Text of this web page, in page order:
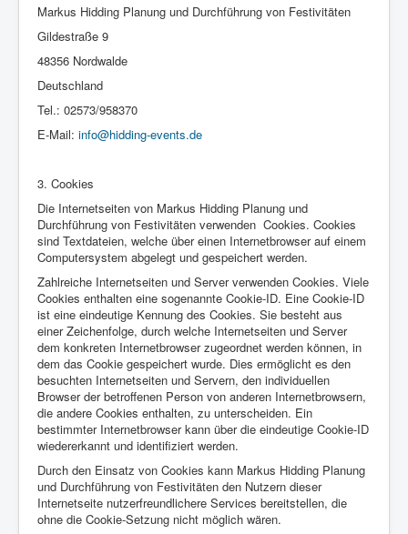
Markus Hidding Planung und Durchführung von Festivitäten
Gildestraße 9
48356 Nordwalde
Deutschland
Tel.: 02573/958370
E-Mail: info@hidding-events.de
3. Cookies
Die Internetseiten von Markus Hidding Planung und
Durchführung von Festivitäten verwenden Cookies. Cookies
sind Textdateien, welche über einen Internetbrowser auf einem
Computersystem abgelegt und gespeichert werden.
Zahlreiche Internetseiten und Server verwenden Cookies. Viele
Cookies enthalten eine sogenannte Cookie-ID. Eine Cookie-ID
ist eine eindeutige Kennung des Cookies. Sie besteht aus
einer Zeichenfolge, durch welche Internetseiten und Server
dem konkreten Internetbrowser zugeordnet werden können, in
dem das Cookie gespeichert wurde. Dies ermöglicht es den
besuchten Internetseiten und Servern, den individuellen
Browser der betroffenen Person von anderen Internetbrowsern,
die andere Cookies enthalten, zu unterscheiden. Ein
bestimmter Internetbrowser kann über die eindeutige Cookie-ID
wiedererkannt und identifiziert werden.
Durch den Einsatz von Cookies kann Markus Hidding Planung
und Durchführung von Festivitäten den Nutzern dieser
Internetseite nutzerfreundlichere Services bereitstellen, die
ohne die Cookie-Setzung nicht möglich wären.